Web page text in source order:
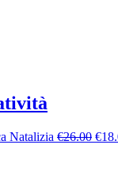
Natalizia €26.00 Il
€